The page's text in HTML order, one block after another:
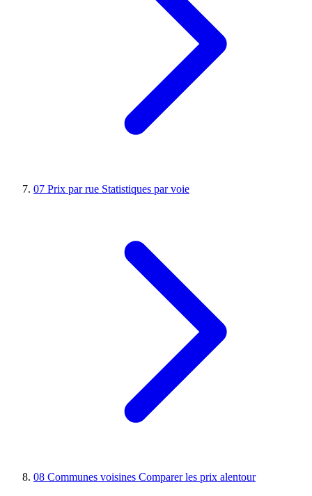
07 Prix par rue Statistiques par voie
08 Communes voisines Comparer les prix alentour